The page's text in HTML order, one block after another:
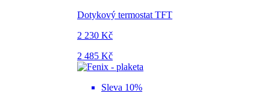
Dotykový termostat TFT
2 230 Kč
2 485 Kč
Sleva 10%